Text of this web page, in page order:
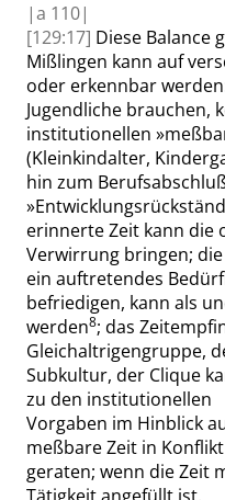
|a 110|
[129:17] Diese Balance
Mißlingen kann auf
oder erkennbar
Jugendliche brauchen,
institutionellen »
(Kleinkindalter,
hin zum
»
erinnerte Zeit kann die
Verwirrung bringen;
ein auftretendes
befriedigen, kann als
werden8; das
Gleichaltrigengruppe,
Subkultur, der Clique
zu den institutionellen
Vorgaben im Hinblick
meßbare Zeit in Konflikt
geraten; wenn die Zeit